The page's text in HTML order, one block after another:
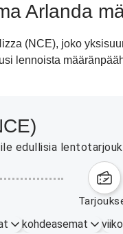
Arlanda
(NCE), joko
lennoista
edullisia
kohdeasemat